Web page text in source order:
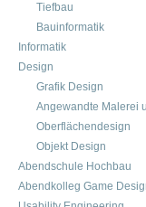
Tiefbau
Bauinformatik
Informatik
Design
Grafik Design
Angewandte Malerei
Oberflächendesign
Objekt Design
Abendschule Hochbau
Abendkolleg Game